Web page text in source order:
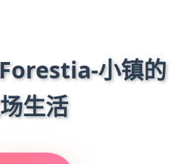
小镇的
生活